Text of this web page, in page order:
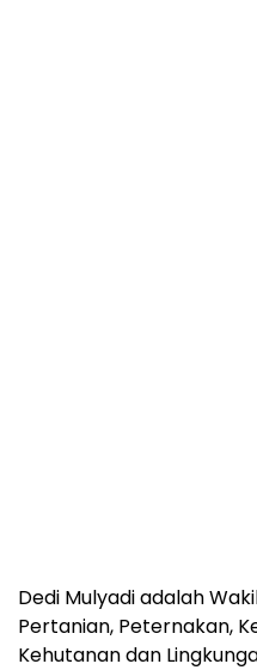
Dedi Mulyadi adalah
Pertanian, Peternakan,
Kehutanan dan